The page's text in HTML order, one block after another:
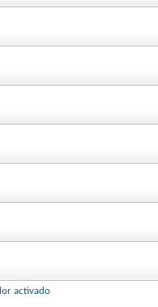
activado